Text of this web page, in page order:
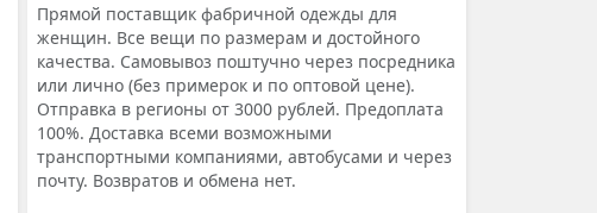
Прямой поставщик фабричной одежды для
женщин. Все вещи по размерам и достойного
качества. Самовывоз поштучно через посредника
или лично (без примерок и по оптовой цене).
Отправка в регионы от 3000 рублей. Предоплата
100%. Доставка всеми возможными
транспортными компаниями, автобусами и через
почту. Возвратов и обмена нет.